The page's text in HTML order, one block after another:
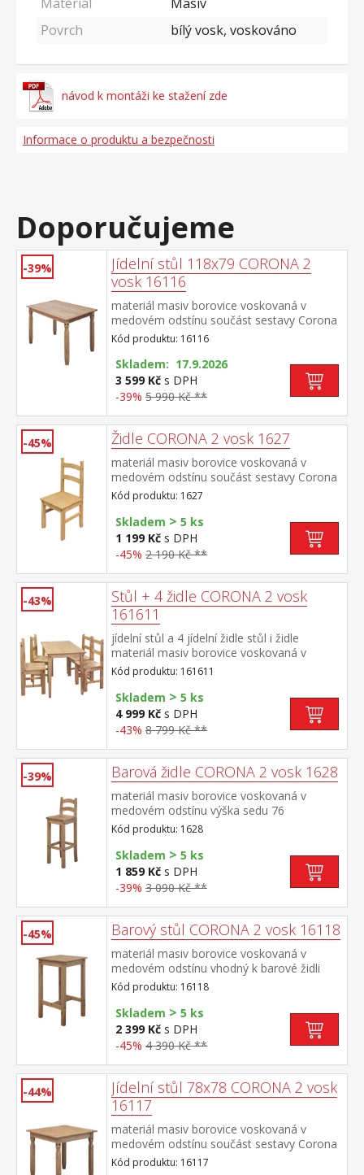
Povrch
bílý vosk, voskováno
návod k montáži ke stažení zde
Informace o produktu a bezpečnosti
Doporučujeme
-39%
Jídelní stůl 118x79 CORONA 2
vosk 16116
materiál masiv borovice voskovaná v
medovém odstínu součást sestavy Corona
2
Kód produktu: 16116
Skladem: 17.9.2026
3 599 Kč s DPH
-39% 5 990 Kč **
-45% Židle CORONA 2 vosk 1627
materiál masiv borovice voskovaná v
medovém odstínu součást sestavy Corona
2
Kód produktu: 1627
Skladem > 5 ks
1 199 Kč s DPH
-45% 2 190 Kč **
-43%
Stůl + 4 židle CORONA 2 vosk
161611
jídelní stůl a 4 jídelní židle stůl i židle
materiál masiv borovice voskovaná v
medovém odstínu rozměr stolu (š/h/v) 108
× 65 × 76 cm, rozměr židle (š/h/v) 39 × 42 ×
93 cm součást sestavy Corona 2
Kód produktu: 161611
Skladem > 5 ks
4 999 Kč s DPH
-43% 8 799 Kč **
-39% Barová židle CORONA 2 vosk 1628
materiál masiv borovice voskovaná v
medovém odstínu výška sedu 76
cm vhodná k barovému stolu CORONA 2
vosk 16118 součást sestavy Corona 2
Kód produktu: 1628
Skladem > 5 ks
1 859 Kč s DPH
-39% 3 090 Kč **
-45% Barový stůl CORONA 2 vosk 16118
materiál masiv borovice voskovaná v
medovém odstínu vhodný k barové židli
CORONA 2 vosk 1628 součást sestavy
Corona 2
Kód produktu: 16118
Skladem > 5 ks
2 399 Kč s DPH
-45% 4 390 Kč **
-44%
Jídelní stůl 78x78 CORONA 2 vosk
16117
materiál masiv borovice voskovaná v
medovém odstínu součást sestavy Corona
2
Kód produktu: 16117